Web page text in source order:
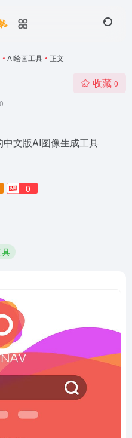
• AI绘画工具 • 正文
0
收藏 0
文版AI图像生成工具
0